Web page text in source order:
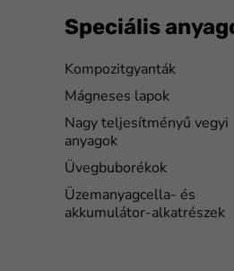
Speciális
Kompozitgyanták
Mágneses lapok
Nagy teljesítményű vegyi
anyagok
Üvegbuborékok
Üzemanyagcella- és
akkumulátor-alkatrészek